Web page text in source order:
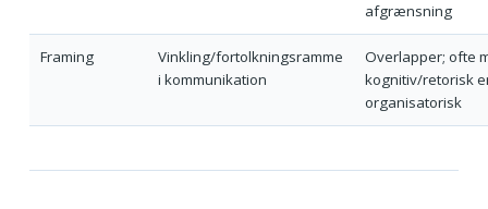
afgrænsning
Framing
Vinkling/fortolkningsramme
i kommunikation
Overlapper; ofte
kognitiv/retorisk
organisatorisk